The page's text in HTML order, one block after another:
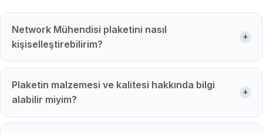
Network Mühendisi plaketini nasıl
kişiselleştirebilirim?
+
Plaketin malzemesi ve kalitesi hakkında bilgi
alabilir miyim?
+